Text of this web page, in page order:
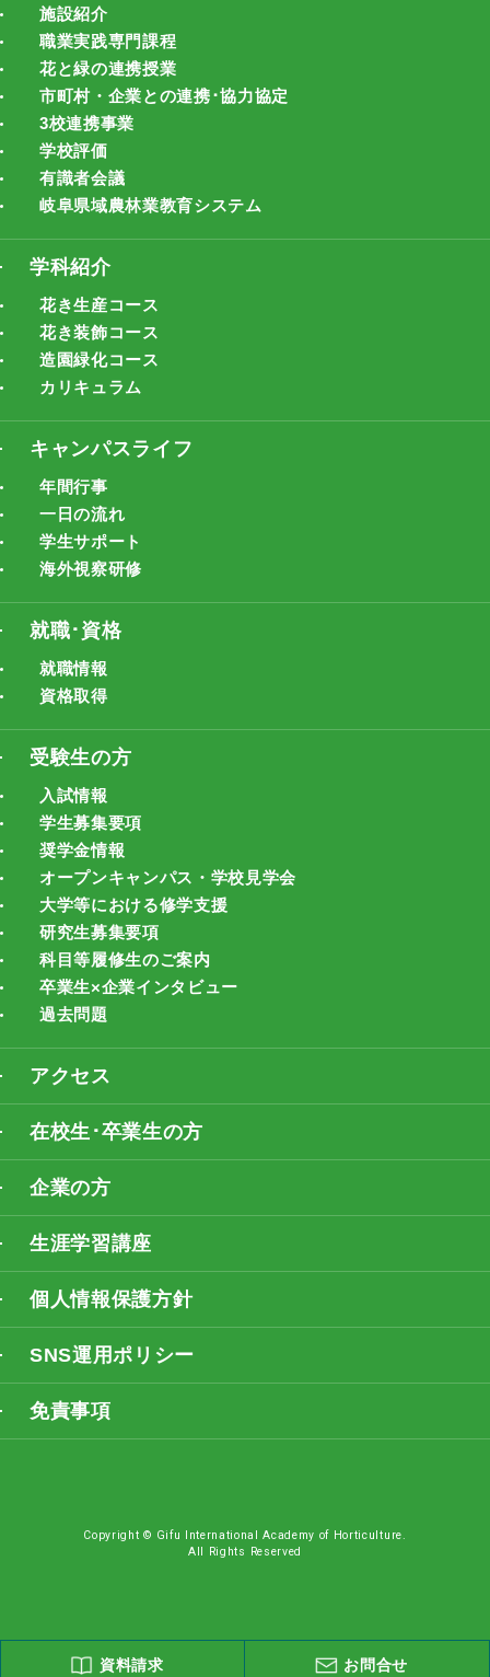
施設紹介
職業実践専門課程
花と緑の連携授業
市町村・企業との連携･協力協定
3校連携事業
学校評価
有識者会議
岐阜県域農林業教育システム
学科紹介
花き生産コース
花き装飾コース
造園緑化コース
カリキュラム
キャンパスライフ
年間行事
一日の流れ
学生サポート
海外視察研修
就職･資格
就職情報
資格取得
受験生の方
入試情報
学生募集要項
奨学金情報
オープンキャンパス・学校見学会
大学等における修学支援
研究生募集要項
科目等履修生のご案内
卒業生×企業インタビュー
過去問題
アクセス
在校生･卒業生の方
企業の方
生涯学習講座
個人情報保護方針
SNS運用ポリシー
免責事項
Copyright © Gifu International Academy of Horticulture.
All Rights Reserved
資料請求 お問合せ